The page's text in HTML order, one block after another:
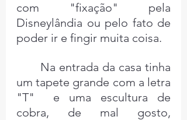
com "fixação" pela
Disneylândia ou pelo fato de
poder ir e fingir muita coisa.
um tapete grande com a letra
"T"  e uma escultura de
cobra, de mal gosto,